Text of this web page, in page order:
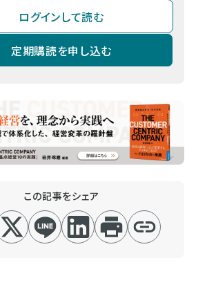
ログインして読む
定期購読を申し込む
この記事をシェア